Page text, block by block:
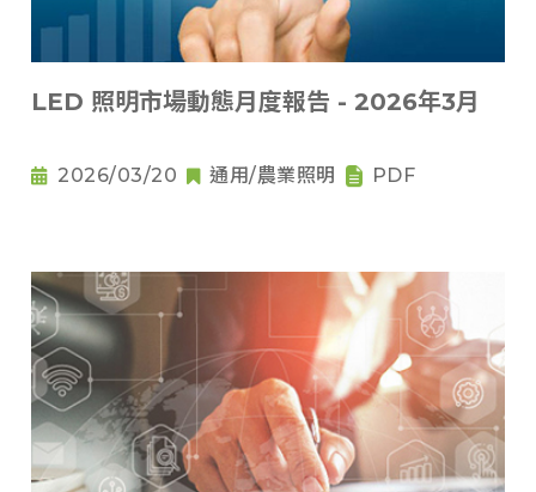
LED 照明市場動態月度報告 - 2026年3月
2026/03/20 通用/農業照明 PDF